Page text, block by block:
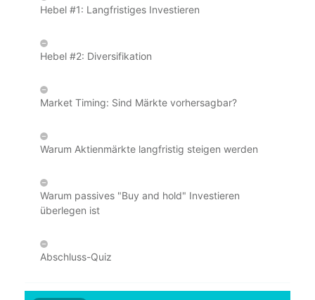
Hebel #1: Langfristiges Investieren
Hebel #2: Diversifikation
Market Timing: Sind Märkte vorhersagbar?
Warum Aktienmärkte langfristig steigen werden
Warum passives "Buy and hold" Investieren
überlegen ist
Abschluss-Quiz